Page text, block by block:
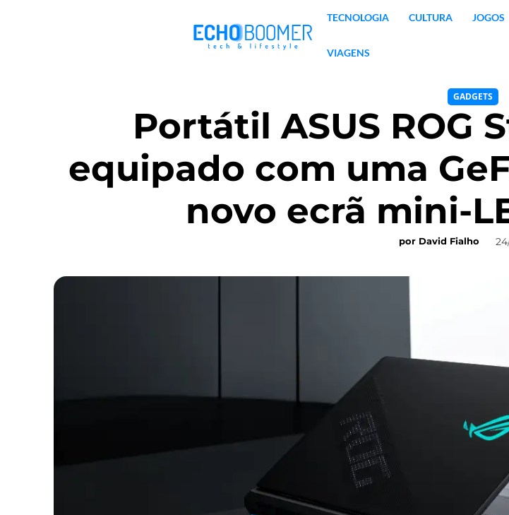
TECNOLOGIA CULTURA JOGOS
VIAGENS
GADGETS
Portátil ASUS ROG
equipado com uma
novo ecrã mini-
por David Fialho